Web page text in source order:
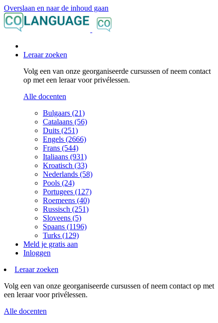
Overslaan en naar de inhoud gaan
Leraar zoeken
Volg een van onze georganiseerde cursussen of neem contact
op met een leraar voor privélessen.
Alle docenten
Bulgaars (21)
Catalaans (56)
Duits (251)
Engels (2666)
Frans (544)
Italiaans (931)
Kroatisch (33)
Nederlands (58)
Pools (24)
Portugees (127)
Roemeens (40)
Russisch (251)
Sloveens (5)
Spaans (1196)
Turks (129)
Meld je gratis aan
Inloggen
Leraar zoeken
Volg een van onze georganiseerde cursussen of neem contact op met
een leraar voor privélessen.
Alle docenten